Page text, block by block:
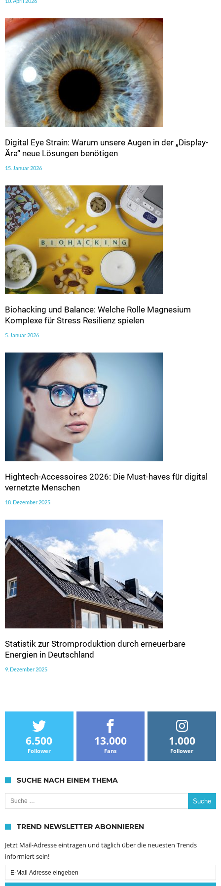
Digital Eye Strain: Warum unsere Augen in der „Display-
Ära“ neue Lösungen benötigen
15. Januar 2026
Biohacking und Balance: Welche Rolle Magnesium
Komplexe für Stress Resilienz spielen
5. Januar 2026
Hightech-Accessoires 2026: Die Must-haves für digital
vernetzte Menschen
18. Dezember 2025
Statistik zur Stromproduktion durch erneuerbare
Energien in Deutschland
9. Dezember 2025
6.500
Follower
13.000
Fans
1.000
Follower
SUCHE NACH EINEM THEMA
Suche nach:
TREND NEWSLETTER ABONNIEREN
Jetzt Mail-Adresse eintragen und täglich über die neuesten Trends
informiert sein!
Email
Subscription